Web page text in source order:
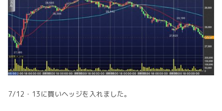
7/12・13に買いヘッジを入れました。